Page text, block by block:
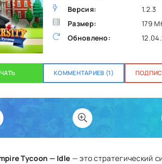
Версия:
1.2.3
Размер:
179
Обновлено:
КОММЕНТАРИЕВ (1) 0
Tycoon — Idle — это стратегический